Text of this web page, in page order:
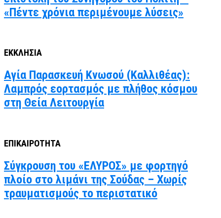
«Πέντε χρόνια περιμένουμε λύσεις»
ΕΚΚΛΗΣΙΑ
Αγία Παρασκευή Κνωσού (Καλλιθέας):
Λαμπρός εορτασμός με πλήθος κόσμου
στη Θεία Λειτουργία
ΕΠΙΚΑΙΡΟΤΗΤΑ
Σύγκρουση του «ΕΛΥΡΟΣ» με φορτηγό
πλοίο στο λιμάνι της Σούδας – Χωρίς
τραυματισμούς το περιστατικό